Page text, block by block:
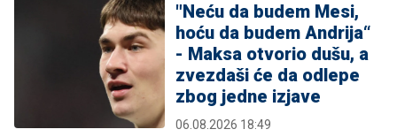
"Neću da budem Mesi,
hoću da budem Andrija“
- Maksa otvorio dušu, a
zvezdaši će da odlepe
zbog jedne izjave
06.08.2026 18:49